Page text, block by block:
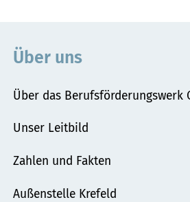
Über uns
Über das Berufsförderungswerk
Unser Leitbild
Zahlen und Fakten
Außenstelle Krefeld